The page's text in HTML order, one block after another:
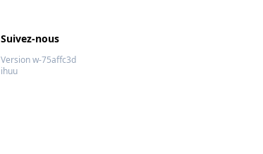
Suivez-nous
Version w-75affc3d
ihuu